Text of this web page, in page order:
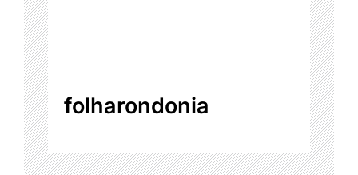
folharondonia